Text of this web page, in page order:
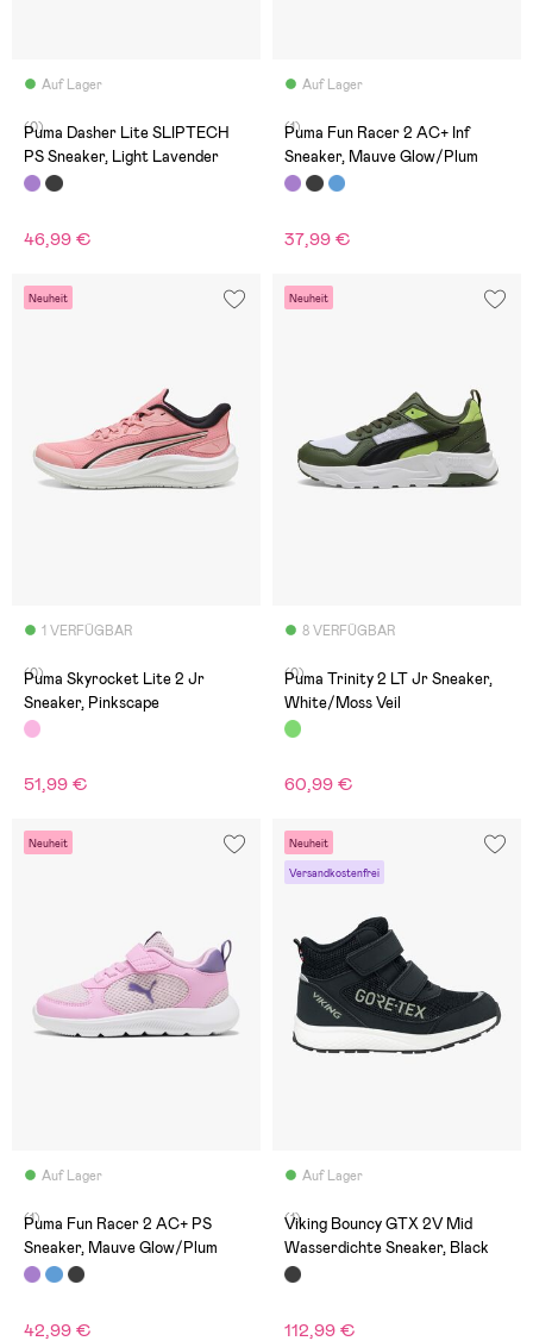
Auf Lager
(0)
Puma Dasher Lite SLIPTECH
PS Sneaker, Light Lavender
46,99 €
Auf Lager
(1)
Puma Fun Racer 2 AC+ Inf
Sneaker, Mauve Glow/Plum
37,99 €
Neuheit
1 VERFÜGBAR
(0)
Puma Skyrocket Lite 2 Jr
Sneaker, Pinkscape
51,99 €
Neuheit
8 VERFÜGBAR
(0)
Puma Trinity 2 LT Jr Sneaker,
White/Moss Veil
60,99 €
Neuheit
Auf Lager
(1)
Puma Fun Racer 2 AC+ PS
Sneaker, Mauve Glow/Plum
42,99 €
Neuheit
Versandkostenfrei
Auf Lager
(1)
Viking Bouncy GTX 2V Mid
Wasserdichte Sneaker, Black
112,99 €